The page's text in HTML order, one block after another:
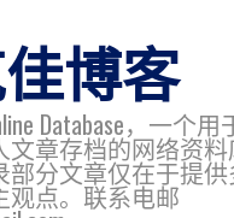
博客
Database，一个
文章存档的网络资
部分文章仅在于提
观点。联系电邮